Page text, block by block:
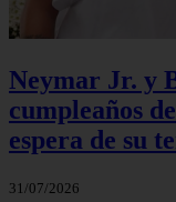
Neymar Jr. y
cumpleaños
espera de su
31/07/2026